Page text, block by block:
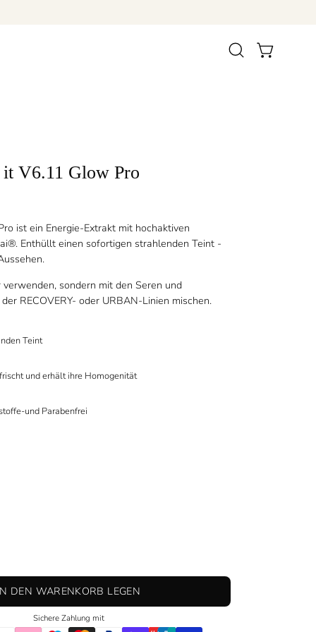
Suchleiste
V6.11 Glow Pro
ist ein Energie-Extrakt mit hochaktiven
Enthüllt einen sofortigen strahlenden Teint -
sondern mit den Seren und
RECOVERY- oder URBAN-Linien mischen.
Teint
und erhält ihre Homogenität
und Parabenfrei
DEN WARENKORB LEGEN
Sichere Zahlung mit